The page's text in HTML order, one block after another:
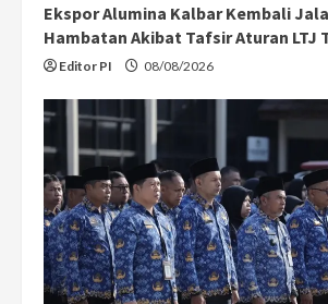
Ekspor Alumina Kalbar Kembali
Hambatan Akibat Tafsir Aturan LTJ
Editor PI 08/08/2026